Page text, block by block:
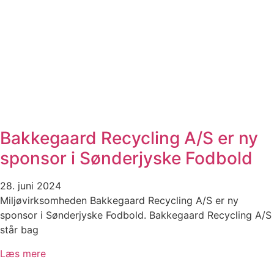
Bakkegaard Recycling A/S er ny
sponsor i Sønderjyske Fodbold
28. juni 2024
Miljøvirksomheden Bakkegaard Recycling A/S er ny
sponsor i Sønderjyske Fodbold. Bakkegaard Recycling A/S
står bag
Læs mere